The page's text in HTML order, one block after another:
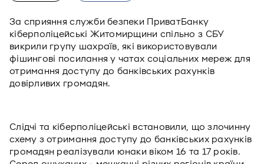
За сприяння служби безпеки ПриватБанку
кіберполіцейські Житомирщини спільно з СБУ
викрили групу шахраїв, які використовували
фішингові посилання у чатах соціальних мереж для
отримання доступу до банківських рахунків
довірливих громадян.
Слідчі та кіберполіцейські встановили, що злочинну
схему з отримання доступу до банківських рахунків
громадян реалізували юнаки віком 16 та 17 років.